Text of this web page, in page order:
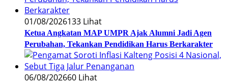
01/08/2026133 Lihat
Ketua Angkatan MAP UMPR Ajak Alumni Jadi Agen
Perubahan, Tekankan Pendidikan Harus Berkarakter
06/08/202660 Lihat